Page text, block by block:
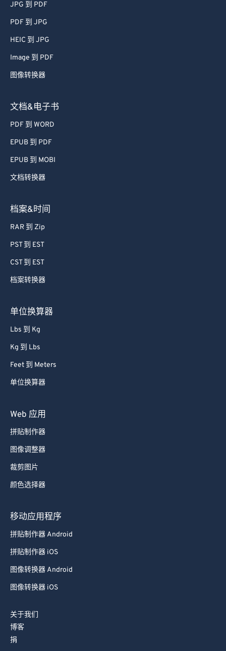
JPG 到 PDF
PDF 到 JPG
HEIC 到 JPG
Image 到 PDF
图像转换器
文档&电子书
PDF 到 WORD
EPUB 到 PDF
EPUB 到 MOBI
文档转换器
档案&时间
RAR 到 Zip
PST 到 EST
CST 到 EST
档案转换器
单位换算器
Lbs 到 Kg
Kg 到 Lbs
Feet 到 Meters
单位换算器
Web 应用
拼贴制作器
图像调整器
裁剪图片
颜色选择器
移动应用程序
拼贴制作器 Android
拼贴制作器 iOS
图像转换器 Android
图像转换器 iOS
关于我们
博客
捐